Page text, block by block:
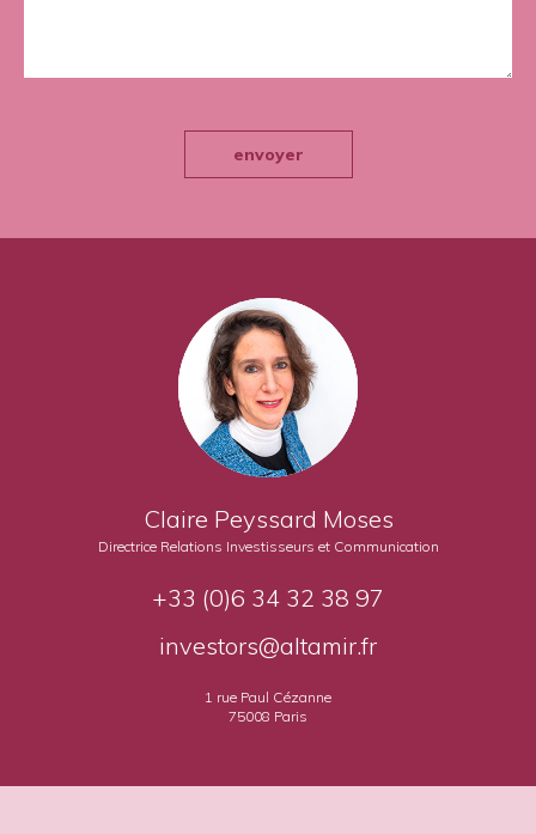
envoyer
Claire Peyssard Moses
Directrice Relations Investisseurs et Communication
+33 (0)6 34 32 38 97
investors@altamir.fr
1 rue Paul Cézanne
75008 Paris